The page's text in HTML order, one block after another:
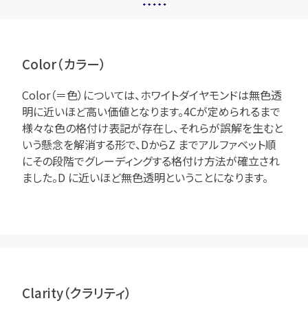
Color（カラー）
Color（＝色）については、ホワイトダイヤモンドは無色透
明に近いほど高い価値となります。4Cが定められるまで
様々な色の格付け表記が存在し、それらが誤解を生むと
いう懸念を解消する形で、DからZ までアルファベット順
にその段階でグレーディングする格付け方法が確立され
ました。D に近いほど無色透明ということになります。
Clarity（クラリティ）